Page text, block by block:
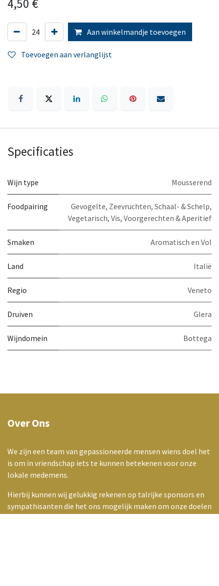
4,50 €
Aan winkelmandje toevoegen
Toevoegen aan verlanglijst
Specificaties
Wijn type Mousserend
Foodpairing Gevogelte, Zeevruchten, Schaal- & Schelp,
Vegetarisch, Vis, Voorgerechten & Aperitief
Smaken Aromatisch en Vol
Land Italië
Regio Veneto
Druiven Glera
Wijndomein Bottega
Over Ons
We zijn een team van gepassioneerde mensen wiens doel het
is om in vriendschap iets te kunnen betekenen voor onze
lokale medemens.
Hierbij kunnen wij gelukkig rekenen op talrijke sponsors en
sympathisanten die het ons mogelijk maken om onze doelen